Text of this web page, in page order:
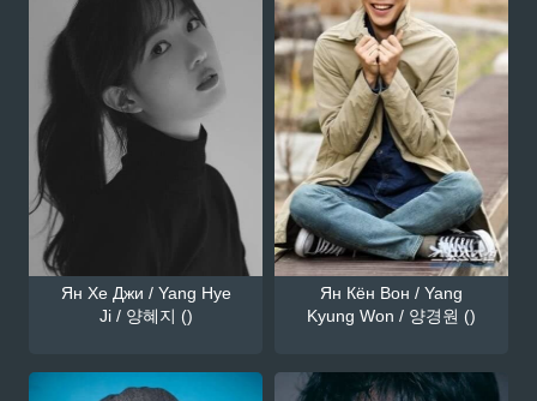
Ян Хе Джи / Yang Hye
Ji / 양혜지 ()
Ян Кён Вон / Yang
Kyung Won / 양경원 ()